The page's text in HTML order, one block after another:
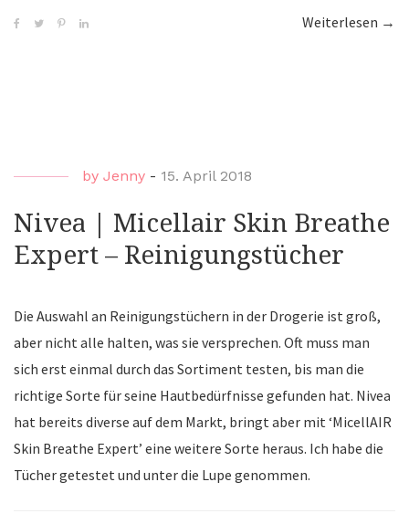
Weiterlesen →
by Jenny - 15. April 2018
Nivea | Micellair Skin Breathe
Expert – Reinigungstücher
Die Auswahl an Reinigungstüchern in der Drogerie ist groß,
aber nicht alle halten, was sie versprechen. Oft muss man
sich erst einmal durch das Sortiment testen, bis man die
richtige Sorte für seine Hautbedürfnisse gefunden hat. Nivea
hat bereits diverse auf dem Markt, bringt aber mit ‘MicellAIR
Skin Breathe Expert’ eine weitere Sorte heraus. Ich habe die
Tücher getestet und unter die Lupe genommen.